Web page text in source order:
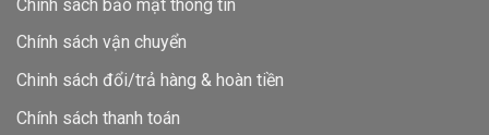
Chính sách bảo mật thông tin
Chính sách vận chuyển
Chinh sách đổi/trả hàng & hoàn tiền
Chính sách thanh toán